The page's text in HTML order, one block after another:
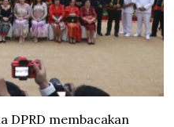
DPRD membacakan